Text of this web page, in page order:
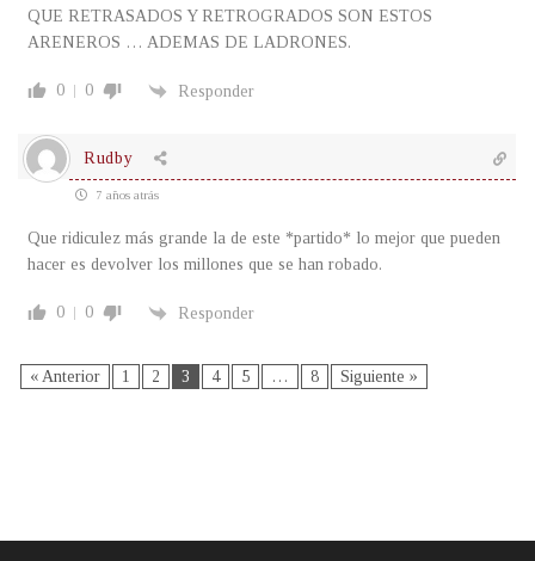
QUE RETRASADOS Y RETROGRADOS SON ESTOS
ARENEROS … ADEMAS DE LADRONES.
0 0 Responder
Rudby
7 años atrás
Que ridiculez más grande la de este *partido* lo mejor que pueden
hacer es devolver los millones que se han robado.
0 0 Responder
« Anterior 1 2 3 4 5 … 8 Siguiente »